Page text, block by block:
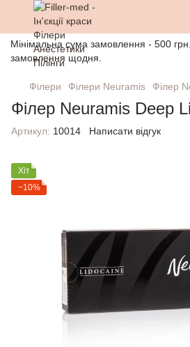
Мінімальна сума замовлення - 500
замовлення щодня.
Філери Філери Neuramis Філер
Філер Neuramis Deep
Артикул: 10014 Написати відгук
Хіт
−10%